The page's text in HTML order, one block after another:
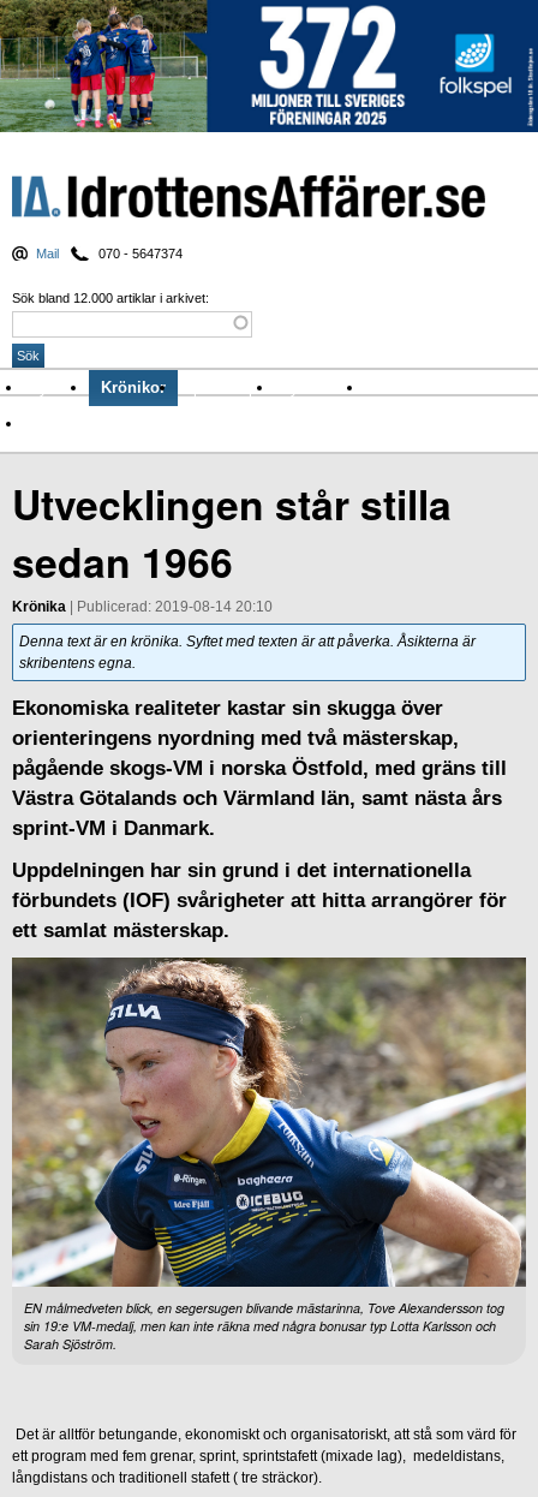
Mail 070 - 5647374
Sök bland 12.000 artiklar i arkivet:
Nyheter Krönikor Sport & spel Nyhetsbrev
Utvecklingen står stilla
sedan 1966
Krönika | Publicerad: 2019-08-14 20:10
Denna text är en krönika. Syftet med texten är att påverka. Åsikterna är
skribentens egna.
Ekonomiska realiteter kastar sin skugga över
orienteringens nyordning med två mästerskap,
pågående skogs-VM i norska Östfold, med gräns till
Västra Götalands och Värmland län, samt nästa års
sprint-VM i Danmark.
Uppdelningen har sin grund i det internationella
förbundets (IOF) svårigheter att hitta arrangörer för
ett samlat mästerskap.
EN målmedveten blick, en segersugen blivande mästarinna, Tove Alexandersson tog
sin 19:e VM-medalj, men kan inte räkna med några bonusar typ Lotta Karlsson och
Sarah Sjöström.
Det är alltför betungande, ekonomiskt och organisatoriskt, att stå som värd för
ett program med fem grenar, sprint, sprintstafett (mixade lag), medeldistans,
långdistans och traditionell stafett ( tre sträckor).